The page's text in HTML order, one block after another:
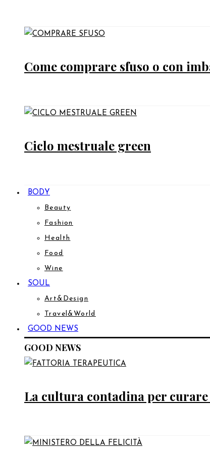
Come comprare sfuso o con
Ciclo mestruale green
BODY
Beauty
Fashion
Health
Food
Wine
SOUL
Art&Design
Travel&World
GOOD NEWS
GOOD NEWS
La cultura contadina per